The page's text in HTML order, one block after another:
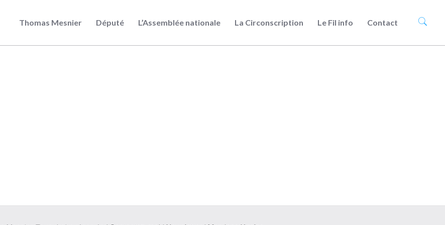
Thomas Mesnier Député L’Assemblée nationale La Circonscription Le Fil info Contact